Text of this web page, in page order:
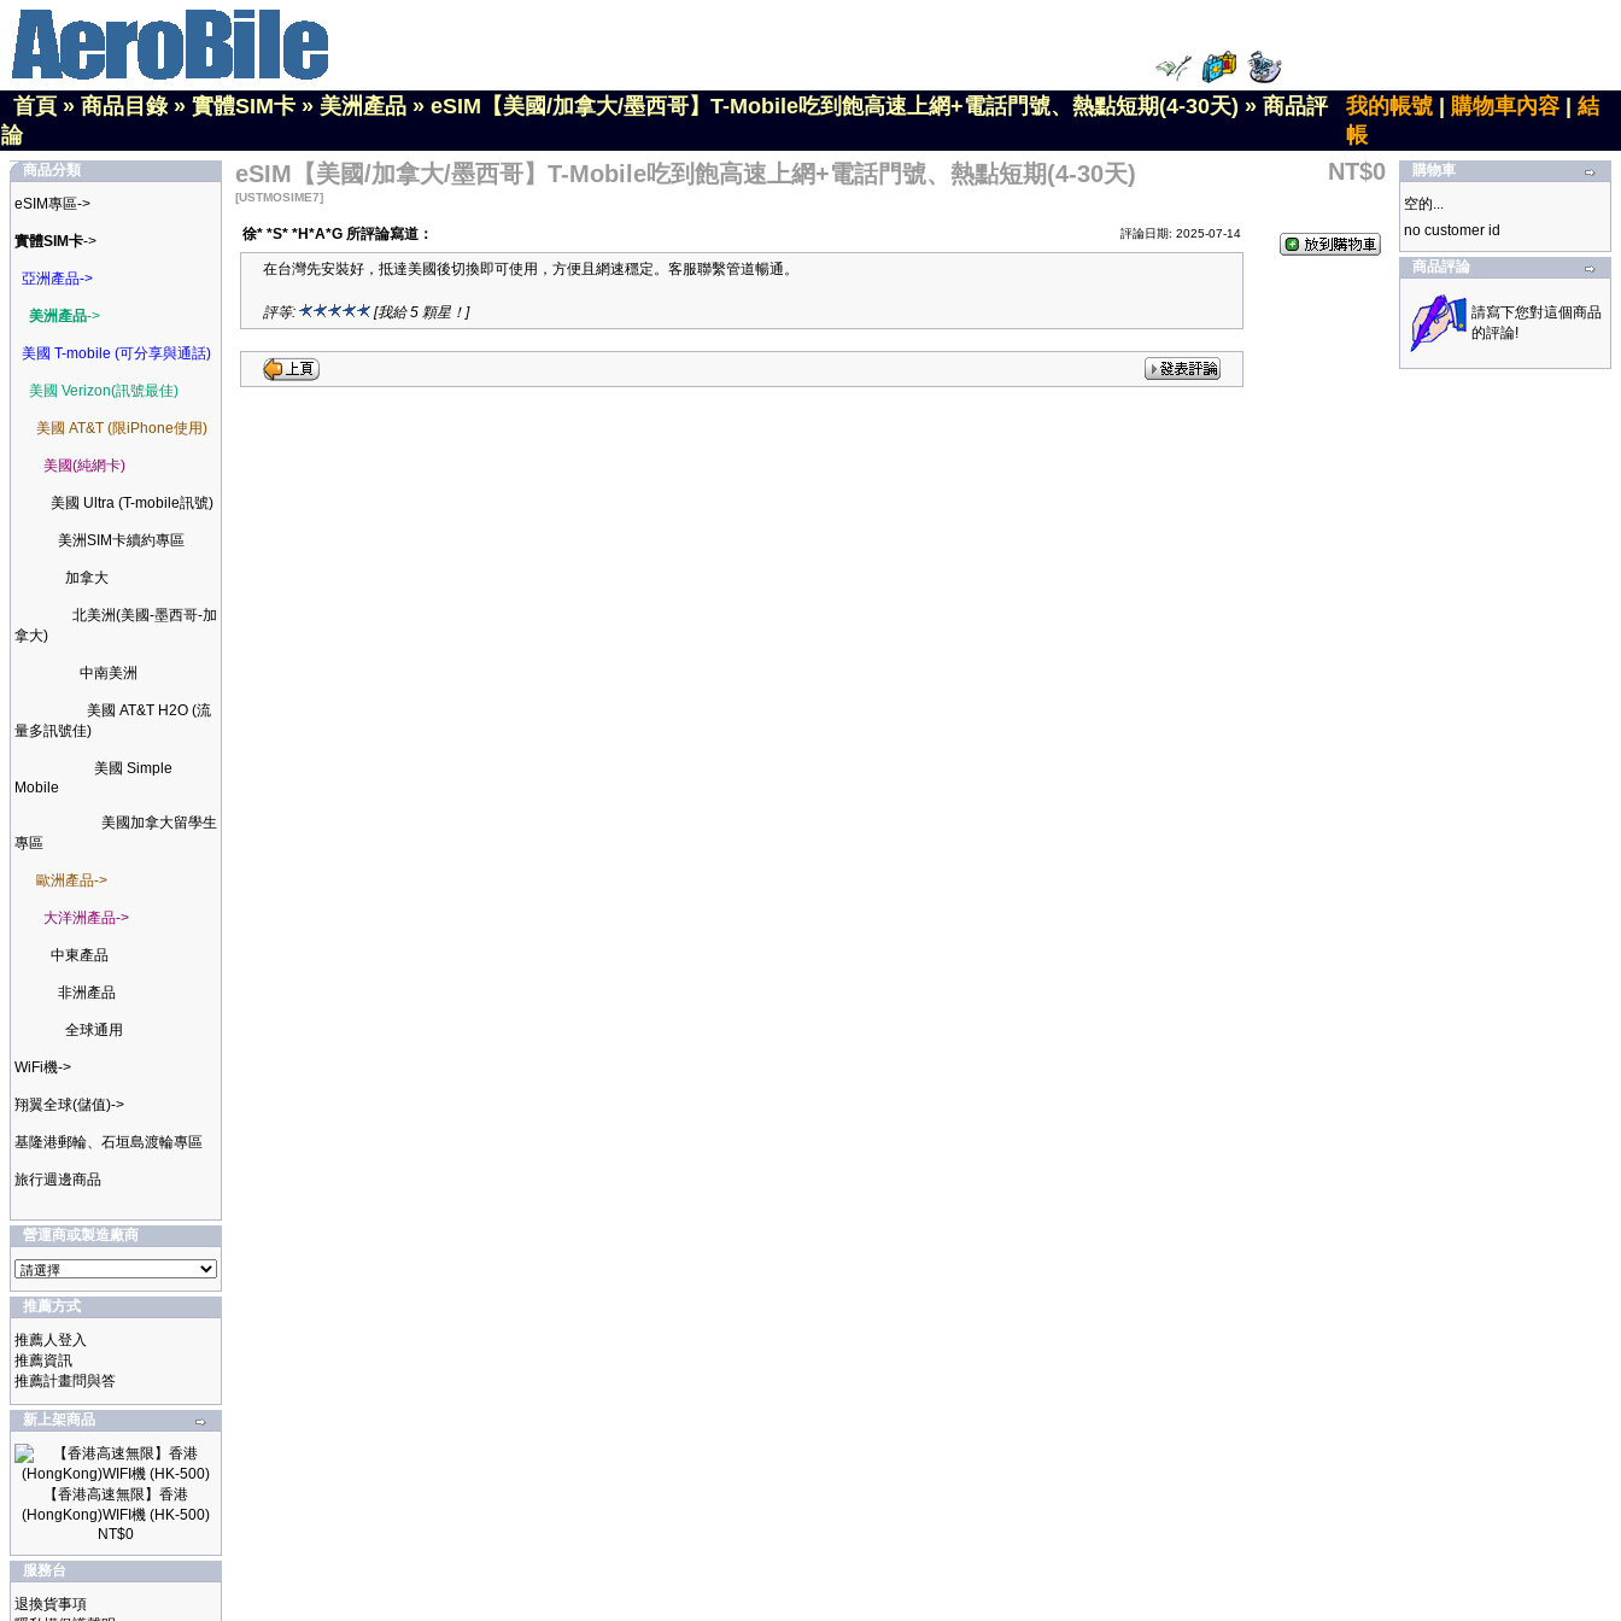
首頁 » 商品目錄» 實體SIM卡 » 美洲產品 » eSIM【美國/加拿大/墨西哥】T-Mobile吃到飽高速上網+電話門號、熱點短期(4-30天) » 商品評
論
我的帳號 購物車內容
結
帳
商品分類
eSIM專區->
實體SIM卡->
亞洲產品->
美洲產品->
美國 T-mobile (可分享與通話)
美國 Verizon(訊號最佳)
美國 AT&T (限iPhone使用)
美國(純網卡)
美國 Ultra (T-mobile訊號)
美洲SIM卡續約專區
加拿大
北美洲(美國-墨西哥-加
拿大)
中南美洲
美國 AT&T H2O (流
量多訊號佳)
美國 Simple
Mobile
美國加拿大留學生
專區
歐洲產品->
大洋洲產品->
中東產品
非洲產品
全球通用
WiFi機->
翔翼全球(儲值)->
基隆港郵輪、石垣島渡輪專區
旅行週邊商品
營運商或製造廠商
推薦方式
推薦人登入
推薦資訊
推薦計畫問與答
新上架商品
【香港高速無限】香港
(HongKong)WIFI機 (HK-500)
NT$0
服務台
退換貨事項
eSIM【美國/加拿大/墨西哥】T-Mobile吃到飽高速上網+電話門號、熱點短期(4-30天)
[USTMOSIME7]
NT$0
徐* *S* *H*A*G 所評論寫道： 評論日期: 2025-07-14
在台灣先安裝好，抵達美國後切換即可使用，方便且網速穩定。客服聯繫管道暢通。
評等: [我給 5 顆星！]
購物車
空的...
no customer id
商品評論
請寫下您對這個商品
的評論!